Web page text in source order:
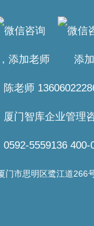
，添加老师 添加
陈老师
厦门智库企业管理
5559136 400-
门市思明区鹭江道266